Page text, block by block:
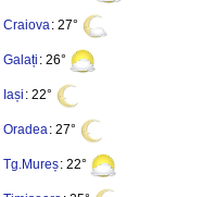
Craiova: 27°
Galați : 26°
Iași : 22°
Oradea: 27°
Tg.Mureș: 22°